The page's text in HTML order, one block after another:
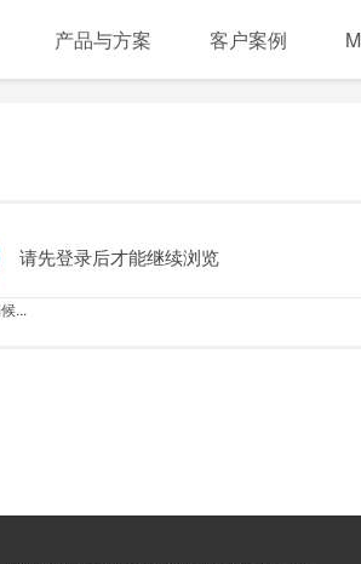
产品与方案 客户案例
请先登录后才能继续浏览
...